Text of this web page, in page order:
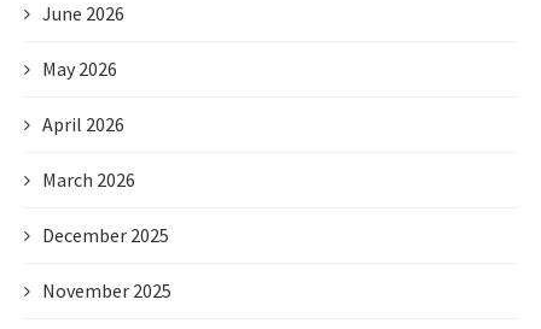
June 2026
May 2026
April 2026
March 2026
December 2025
November 2025